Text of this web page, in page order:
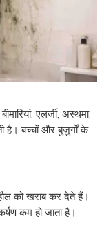
एलर्जी, अस्थमा,
बच्चों और बुजुर्गों के
को खराब कर देते हैं।
कम हो जाता है।